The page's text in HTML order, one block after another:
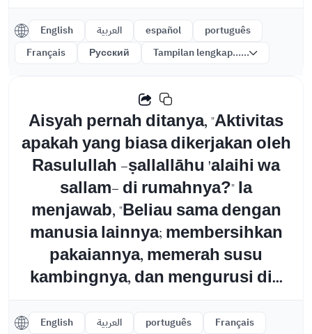
English العربية español
português
Français
Русский Tampilan lengkap......
Aisyah pernah ditanya, "Aktivitas
apakah yang biasa dikerjakan oleh
Rasulullah -ṣallallāhu 'alaihi wa
sallam- di rumahnya?" Ia
menjawab, "Beliau sama dengan
manusia lainnya; membersihkan
pakaiannya, memerah susu
kambingnya, dan mengurusi di...
English العربية português
Français